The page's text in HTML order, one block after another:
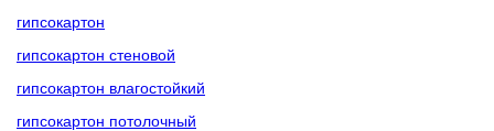
гипсокартон
гипсокартон стеновой
гипсокартон влагостойкий
гипсокартон потолочный